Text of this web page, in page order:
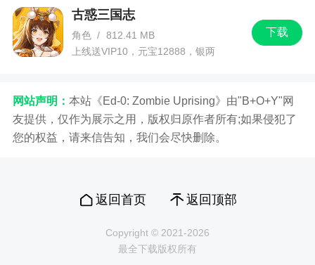
下载
古惑三国志
角色 / 812.41 MB
上线送VIP10，元宝12888，银两
网站声明： 本站《Ed-0: Zombie Uprising》由"B+O+Y"网
友提供，仅作为展示之用，版权归原作者所有;如果侵犯了
您的权益，请来信告知，我们会尽快删除。
返回首页 返回顶部
Copyright © 2021-2026
最全下载版权所有